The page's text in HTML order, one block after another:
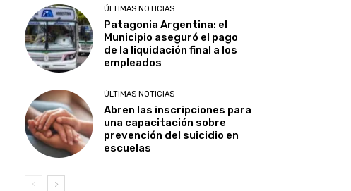
ÚLTIMAS NOTICIAS
Patagonia Argentina: el
Municipio aseguró el pago
de la liquidación final a los
empleados
ÚLTIMAS NOTICIAS
Abren las inscripciones para
una capacitación sobre
prevención del suicidio en
escuelas